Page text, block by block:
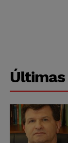
Últimas